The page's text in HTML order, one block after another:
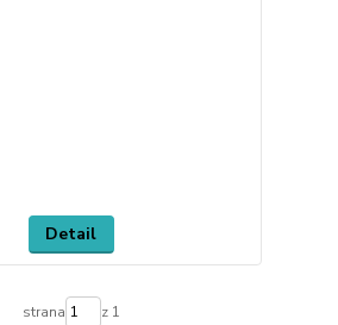
Detail
strana z 1